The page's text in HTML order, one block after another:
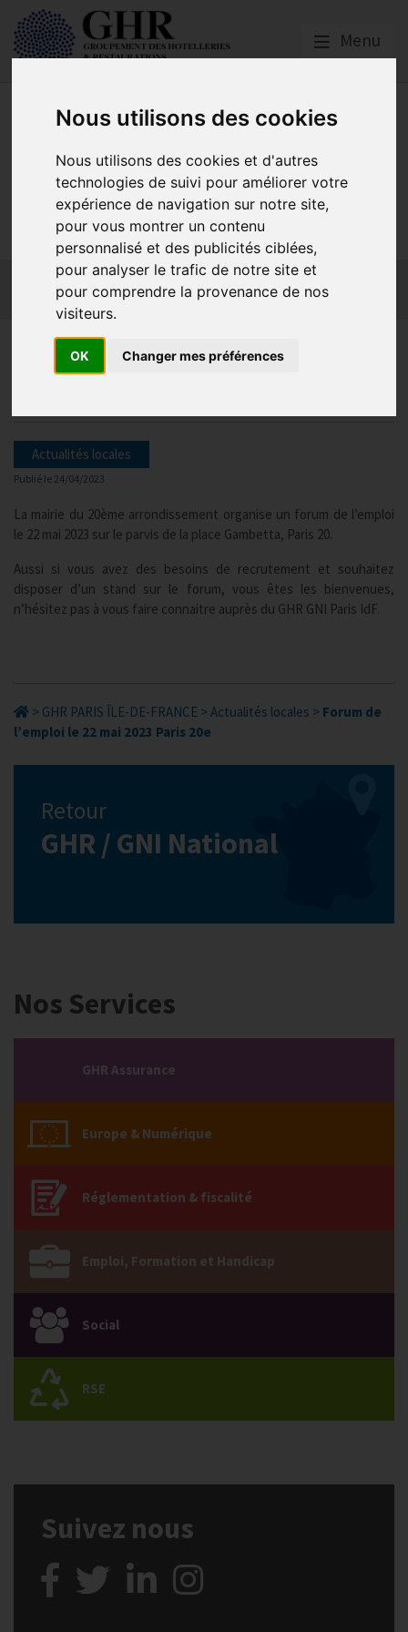
Nous utilisons des cookies
Nous utilisons des cookies et d'autres
technologies de suivi pour améliorer votre
expérience de navigation sur notre site,
pour vous montrer un contenu
personnalisé et des publicités ciblées,
pour analyser le trafic de notre site et
pour comprendre la provenance de nos
visiteurs.
OK Changer mes préférences
Menu
GHR PARIS ÎLE-DE-
FRANCE
Actualités Qui sommes-nous ?
GHR National
Partenaires
Contact adhésion
Forum de l’emploi le 22 mai
2023 Paris 20e
Actualités locales
Publié le 24/04/2023
La mairie du 20ème arrondissement organise un forum de l’emploi
le 22 mai 2023 sur le parvis de la place Gambetta, Paris 20.
Aussi si vous avez des besoins de recrutement et souhaitez
disposer d’un stand sur le forum, vous êtes les bienvenues,
n’hésitez pas à vous faire connaitre auprès du GHR GNI Paris IdF.
> GHR PARIS ÎLE-DE-FRANCE > Actualités locales > Forum de
l’emploi le 22 mai 2023 Paris 20e
Retour
GHR / GNI National
Nos Services
GHR Assurance
Europe & Numérique
Réglementation & fiscalité
Emploi, Formation et Handicap
Social
RSE
Suivez nous